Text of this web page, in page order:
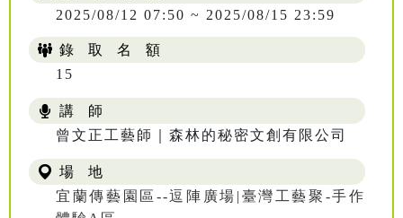
2025/08/12 07:50 ~ 2025/08/15 23:59
錄 取 名 額
15
講 師
曾文正工藝師｜森林的秘密文創有限公司
場 地
宜蘭傳藝園區--逗陣廣場|臺灣工藝聚-手作